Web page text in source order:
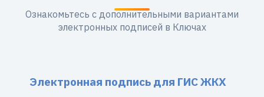
Ознакомьтесь с дополнительными вариантами
электронных подписей в Ключах
Электронная подпись для ГИС ЖКХ